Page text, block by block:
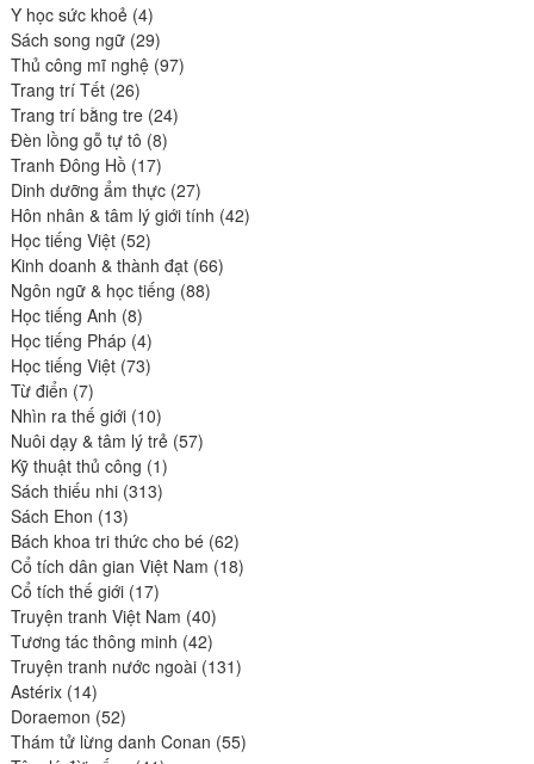
Y học sức khoẻ 44
produits
Sách song ngữ 2929
produits
Thủ công mĩ nghệ 9797
Trang trí Tết 2626
produits
Trang trí bằng tre 2424
Đèn lồng gỗ tự tô 88
produits
Tranh Đông Hồ 1717
produits
Dinh dưỡng ẩm thực 2727
produits
Hôn nhân & tâm lý giới tính 4242
Học tiếng Việt 5252
produits
Kinh doanh & thành đạt 6666
Ngôn ngữ & học tiếng 8888
Học tiếng Anh 88
produits
Học tiếng Pháp 44
produits
Học tiếng Việt 7373
Từ điển 77
produits
Nhìn ra thế giới 1010
produits
Nuôi dạy & tâm lý trẻ 5757
Kỹ thuật thủ công 11
produit
Sách thiếu nhi 313313
Sách Ehon 1313
produits
Bách khoa tri thức cho bé 6262
produits
Cổ tích dân gian Việt Nam 1818
Cổ tích thế giới 1717
produits
Truyện tranh Việt Nam 4040
produits
Tương tác thông minh 4242
produits
Truyện tranh nước ngoài 131131
Astérix 1414
produits
Doraemon 5252
produits
Thám tử lừng danh Conan 5555